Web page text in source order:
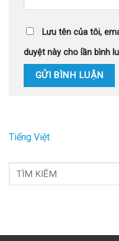
Lưu tên của tôi,
duyệt này cho lần bình
Tiếng Việt